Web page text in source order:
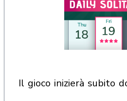
il gioco inizierà subito